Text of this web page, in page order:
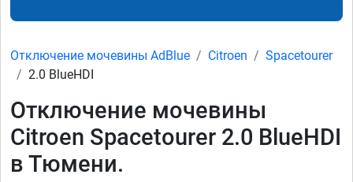
Отключение мочевины AdBlue Citroen
Spacetourer
2.0 BlueHDI
Отключение мочевины
Citroen Spacetourer 2.0 BlueHDI
в Тюмени.